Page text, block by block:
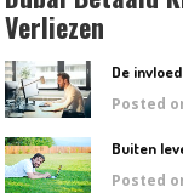
Verliezen
Posted
Posted